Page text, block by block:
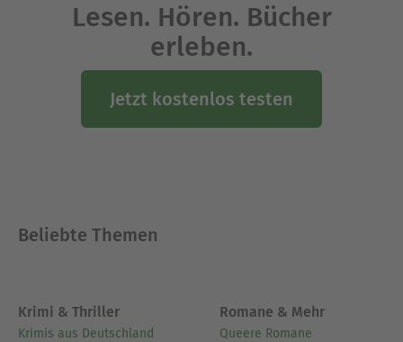
Lesen. Hören. Bücher
erleben.
Jetzt kostenlos testen
Beliebte Themen
Krimi & Thriller
Krimis aus Deutschland
Romane & Mehr
Queere Romane